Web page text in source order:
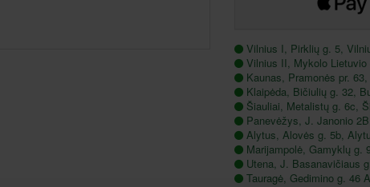
Vilnius I, Pirklių g. 5,
Vilnius II, Mykolo
Kaunas, Pramonės pr.
Klaipėda, Bičiulių g. 32,
Šiauliai, Metalistų g. 6c,
Panevėžys, J. Janonio
Alytus, Alovės g. 5b,
Marijampolė, Gamyklų g.
Utena, J. Basanavičiaus
Tauragė, Gedimino g. 46